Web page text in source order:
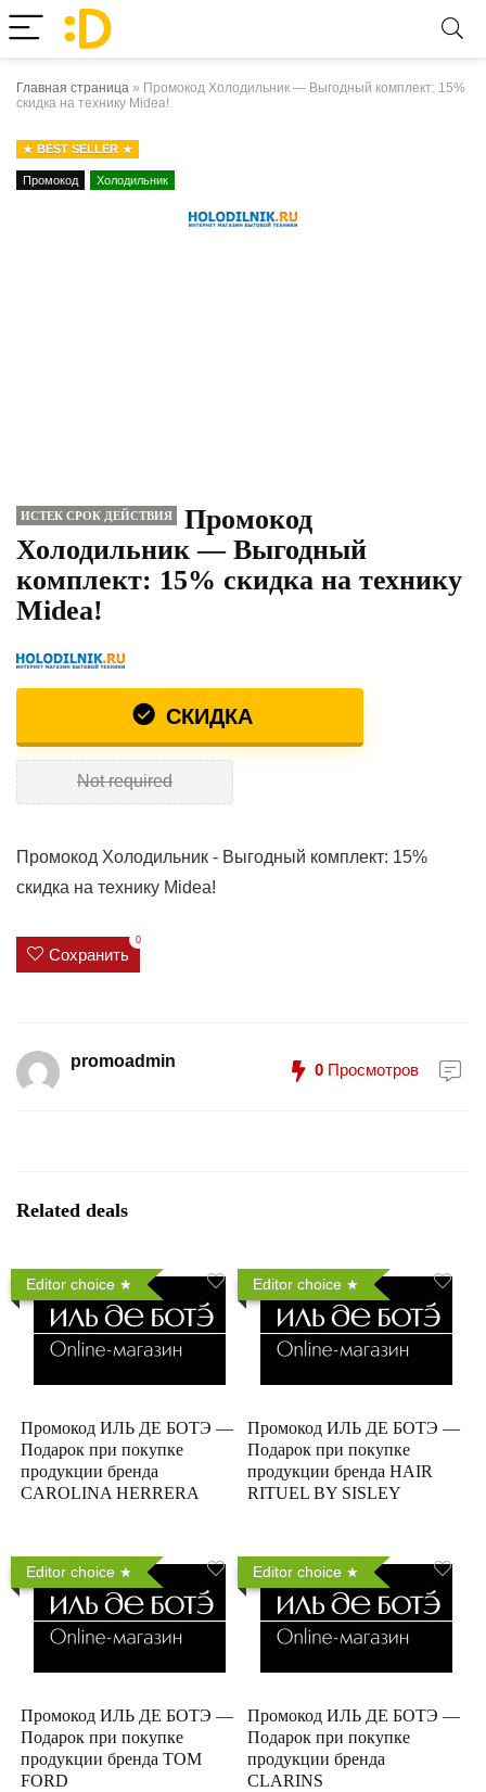
Главная страница » Промокод Холодильник — Выгодный комплект: 15%
скидка на технику Midea!
BEST SELLER
Промокод Холодильник
ИСТЕК СРОК ДЕЙСТВИЯ
Промокод
Холодильник — Выгодный
комплект: 15% скидка на технику
Midea!
СКИДКА
Not required
Промокод Холодильник - Выгодный комплект: 15%
скидка на технику Midea!
Сохранить
0
promoadmin 0 Просмотров
Related deals
Editor choice
Промокод ИЛЬ ДЕ БОТЭ —
Подарок при покупке
продукции бренда
CAROLINA HERRERA
Editor choice
Промокод ИЛЬ ДЕ БОТЭ —
Подарок при покупке
продукции бренда HAIR
RITUEL BY SISLEY
Editor choice
Промокод ИЛЬ ДЕ БОТЭ —
Подарок при покупке
продукции бренда TOM
FORD
Editor choice
Промокод ИЛЬ ДЕ БОТЭ —
Подарок при покупке
продукции бренда
CLARINS